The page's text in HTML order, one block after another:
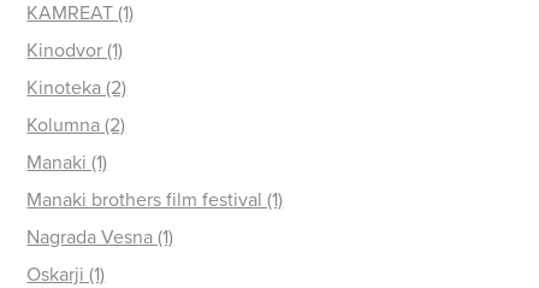
KAMREAT (1)
Kinodvor (1)
Kinoteka (2)
Kolumna (2)
Manaki (1)
Manaki brothers film festival (1)
Nagrada Vesna (1)
Oskarji (1)